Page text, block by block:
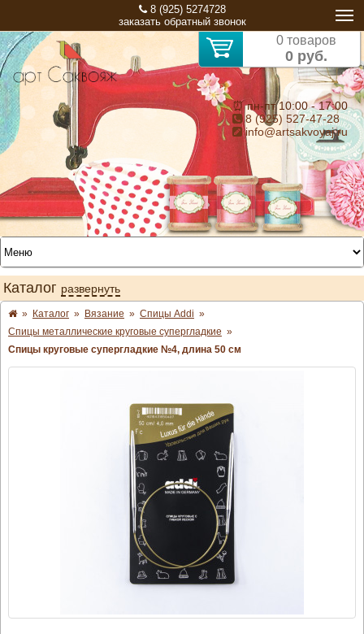
8 (925) 5274728
заказать обратный звонок
0 товаров
0 руб.
⏰ пн-пт 10:00 - 17:00
8 (925) 527-47-28
info@artsakvoyaj.ru
Каталог развернуть
» Каталог » Вязание » Спицы Addi »
Спицы металлические круговые супергладкие »
Спицы круговые супергладкие №4, длина 50 см